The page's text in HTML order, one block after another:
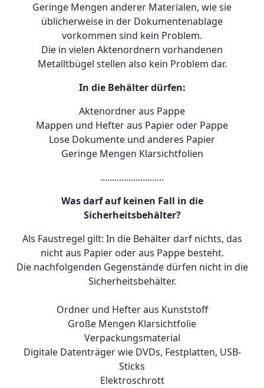
Geringe Mengen anderer Materialen, wie sie
üblicherweise in der Dokumentenablage
vorkommen sind kein Problem.
Die in vielen Aktenordnern vorhandenen
Metalltbügel stellen also kein Problem dar.
In die Behälter dürfen:
Aktenordner aus Pappe
Mappen und Hefter aus Papier oder Pappe
Lose Dokumente und anderes Papier
Geringe Mengen Klarsichtfolien
...........................
Was darf auf keinen Fall in die
Sicherheitsbehälter?
Als Faustregel gilt: In die Behälter darf nichts, das
nicht aus Papier oder aus Pappe besteht.
Die nachfolgenden Gegenstände dürfen nicht in die
Sicherheitsbehälter.
Ordner und Hefter aus Kunststoff
Große Mengen Klarsichtfolie
Verpackungsmaterial
Digitale Datenträger wie DVDs, Festplatten, USB-
Sticks
Elektroschrott